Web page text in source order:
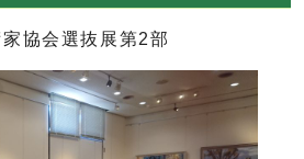
協会選抜展第2部